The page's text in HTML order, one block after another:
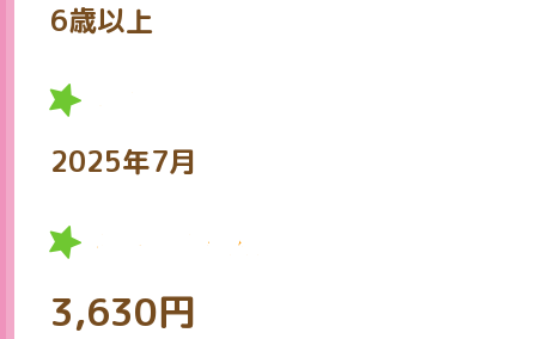
6歳以上
2025年7月
希望小売価格
3,630円